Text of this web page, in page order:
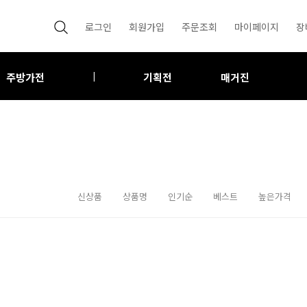
로그인 회원가입 주문조회 마이페이지
주방가전 | 기획전 매거진
신상품 상품명 인기순 베스트 높은가격